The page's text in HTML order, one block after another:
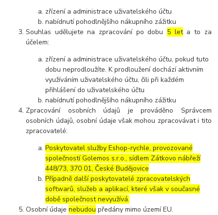
zřízení a administrace uživatelského účtu
nabídnutí pohodlnějšího nákupního zážitku
Souhlas udělujete na zpracování po dobu 5 leta to za
účelem:
zřízení a administrace uživatelského účtu, pokud tuto
dobu neprodloužíte. K prodloužení dochází aktivním
využíváním uživatelského účtu, čili při každém
přihlášení do uživatelského účtu
nabídnutí pohodlnějšího nákupního zážitku
Zpracování osobních údajů je prováděno Správcem
osobních údajů, osobní údaje však mohou zpracovávat i tito
zpracovatelé:
Poskytovatel služby Eshop-rychle, provozované
společností Golemos s.r.o., sídlem Zátkovo nábřeží
448/73, 370 01, České Budějovice
Případně další poskytovatelé zpracovatelských
softwarů, služeb a aplikací, které však v současné
době společnost nevyužívá.
Osobní údajenebudou předány mimo území EU.